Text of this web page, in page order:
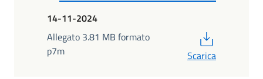
14-11-2024
Allegato 3.81 MB formato
p7m
Scarica